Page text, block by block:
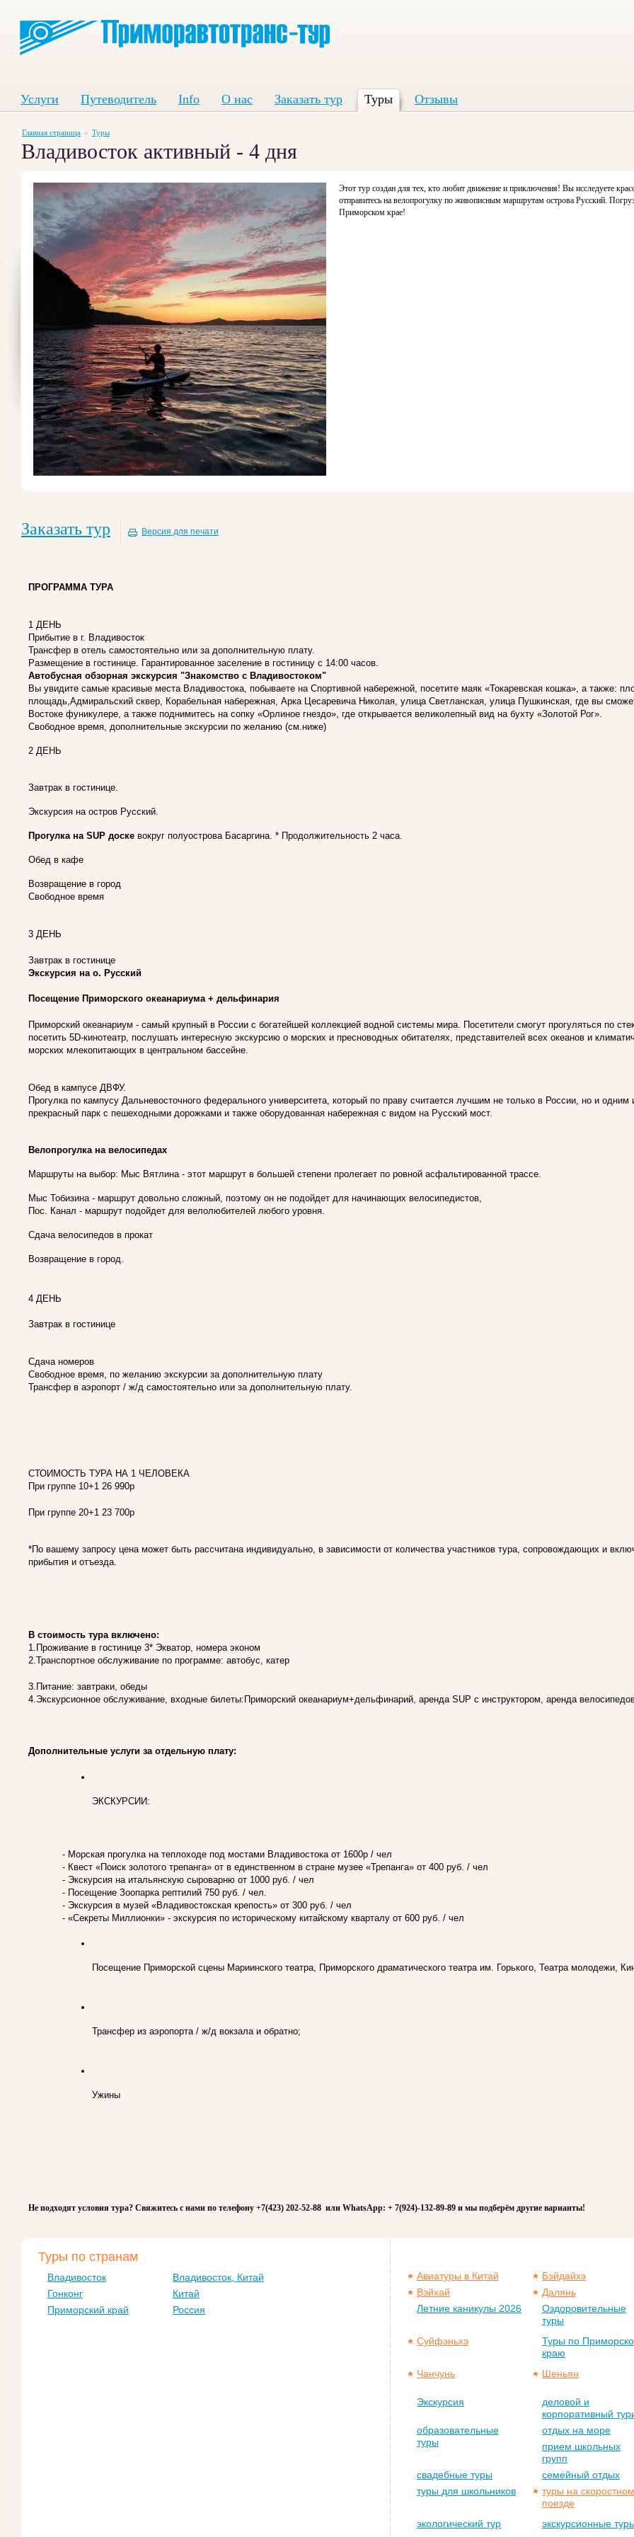
Услуги Путеводитель Info О нас Заказать тур Туры Отзывы
Главная страница Туры
Владивосток активный - 4 дня
Этот тур создан для тех, кто любит движение и приключения! Вы исследуете
отправитесь на велопрогулку по живописным маршрутам острова Русский.
Приморском крае!
Заказать тур Версия для печати
ПРОГРАММА ТУРА
1 ДЕНЬ
Прибытие в г. Владивосток
Трансфер в отель самостоятельно или за дополнительную плату.
Размещение в гостинице. Гарантированное заселение в гостиницу с 14:00 часов.
Автобусная обзорная экскурсия "Знакомство с Владивостоком"
Вы увидите самые красивые места Владивостока, побываете на Спортивной набережной, посетите маяк «Токаревская кошка», а также:
площадь,Адмиральский сквер, Корабельная набережная, Арка Цесаревича Николая, улица Светланская, улица Пушкинская, где вы
Востоке фуникулере, а также поднимитесь на сопку «Орлиное гнездо», где открывается великолепный вид на бухту «Золотой Рог».
Свободное время, дополнительные экскурсии по желанию (см.ниже)
2 ДЕНЬ
Завтрак в гостинице.
Экскурсия на остров Русский.
Прогулка на SUP доске вокруг полуострова Басаргина. * Продолжительность 2 часа.
Обед в кафе
Возвращение в город
Свободное время
3 ДЕНЬ
Завтрак в гостинице
Экскурсия на о. Русский
Посещение Приморского океанариума + дельфинария
Приморский океанариум - самый крупный в России с богатейшей коллекцией водной системы мира. Посетители смогут прогуляться по
посетить 5D-кинотеатр, послушать интересную экскурсию о морских и пресноводных обитателях, представителей всех океанов и
морских млекопитающих в центральном бассейне.
Обед в кампусе ДВФУ.
Прогулка по кампусу Дальневосточного федерального университета, который по праву считается лучшим не только в России, но и
прекрасный парк с пешеходными дорожками и также оборудованная набережная с видом на Русский мост.
Велопрогулка на велосипедах
Маршруты на выбор: Мыс Вятлина - этот маршрут в большей степени пролегает по ровной асфальтированной трассе.
Мыс Тобизина - маршрут довольно сложный, поэтому он не подойдет для начинающих велосипедистов,
Пос. Канал - маршрут подойдет для велолюбителей любого уровня.
Сдача велосипедов в прокат
Возвращение в город.
4 ДЕНЬ
Завтрак в гостинице
Сдача номеров
Свободное время, по желанию экскурсии за дополнительную плату
Трансфер в аэропорт / ж/д самостоятельно или за дополнительную плату.
СТОИМОСТЬ ТУРА НА 1 ЧЕЛОВЕКА
При группе 10+1 26 990р
При группе 20+1 23 700р
*По вашему запросу цена может быть рассчитана индивидуально, в зависимости от количества участников тура, сопровождающих и
прибытия и отъезда.
В стоимость тура включено:
1.Проживание в гостинице 3* Экватор, номера эконом
2.Транспортное обслуживание по программе: автобус, катер
3.Питание: завтраки, обеды
4.Экскурсионное обслуживание, входные билеты:Приморский океанариум+дельфинарий, аренда SUP с инструктором, аренда
Дополнительные услуги за отдельную плату:
ЭКСКУРСИИ:
- Морская прогулка на теплоходе под мостами Владивостока от 1600р / чел
- Квест «Поиск золотого трепанга» от в единственном в стране музее «Трепанга» от 400 руб. / чел
- Экскурсия на итальянскую сыроварню от 1000 руб. / чел
- Посещение Зоопарка рептилий 750 руб. / чел.
- Экскурсия в музей «Владивостокская крепость» от 300 руб. / чел
- «Секреты Миллионки» - экскурсия по историческому китайскому кварталу от 600 руб. / чел
Посещение Приморской сцены Мариинского театра, Приморского драматического театра им. Горького, Театра молодежи,
Трансфер из аэропорта / ж/д вокзала и обратно;
Ужины
Не подходят условия тура? Свяжитесь с нами по телефону +7(423) 202-52-88 или WhatsApp: + 7(924)-132-89-89 и мы подберём другие варианты!
Туры по странам
Владивосток
Владивосток, Китай
Гонконг
Китай
Приморский край
Россия
Авиатуры в Китай
Бэйдайхэ
Вэйхай
Далянь
Летние каникулы 2026
Оздоровительные
туры
Суйфэньхэ
Туры по
краю
Чанчунь
Шеньян
Экскурсия
деловой и
корпоративный
образовательные
туры
отдых на море
прием школьных
групп
свадебные туры
семейный отдых
туры для школьников
туры на скоростном
поезде
экологический тур
экскурсионные